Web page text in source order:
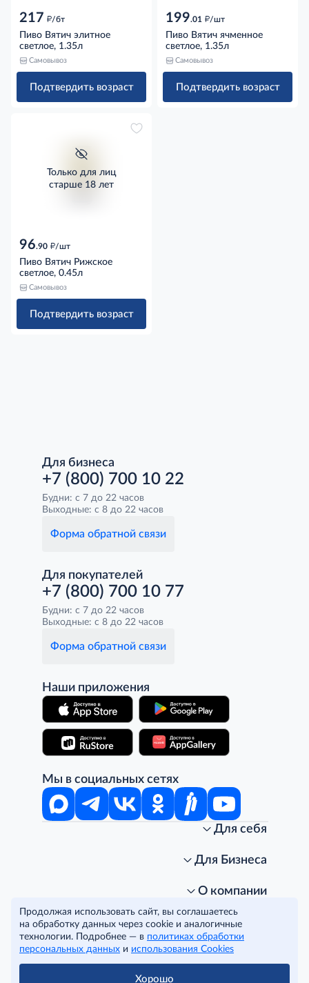
217 д/бт
Пиво Вятич элитное
светлое, 1.35л
Самовывоз
Подтвердить возраст
199.01 д/шт
Пиво Вятич ячменное
светлое, 1.35л
Самовывоз
Подтвердить возраст
Только для лиц
старше 18 лет
96.90 д/шт
Пиво Вятич Рижское
светлое, 0.45л
Самовывоз
Подтвердить возраст
Для бизнеса
+7 (800) 700 10 22
Будни: с 7 до 22 часов
Выходные: с 8 до 22 часов
Форма обратной связи
Для покупателей
+7 (800) 700 10 77
Будни: с 7 до 22 часов
Выходные: с 8 до 22 часов
Форма обратной связи
Наши приложения
Мы в социальных сетях
Для себя
Стань клиентом METRO
Условия доставки
Подарочные карты. Активация и баланс
Скидка за подписку
Часто задаваемые вопросы
METRO AG
Для Бизнеса
Получить карту для бизнеса
Для магазинов
Для гостинично-ресторанного бизнеса
Для офисов и предприятий
Рекламодателям
О компании
O METRO
Карьера
Пресс-центр
Программа METRO Potentials
Торговые центры
Условия и соглашения
Политика конфиденциальности
Правовая информация
© METRO Cash and Carry Russia, 2026
Продолжая использовать сайт, вы соглашаетесь
на обработку данных через cookie и аналогичные
технологии. Подробнее — в политиках обработки
персональных данных и использования Cookies
Хорошо